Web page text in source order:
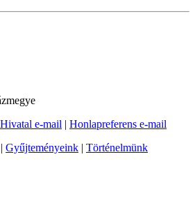
e-mail | Honlapreferens e-mail
Gyűjteményeink | Történelmünk